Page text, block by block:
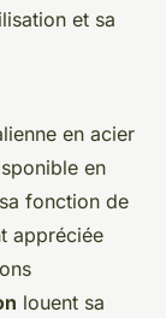
et sa
en acier
en
fonction de
appréciée
louent sa